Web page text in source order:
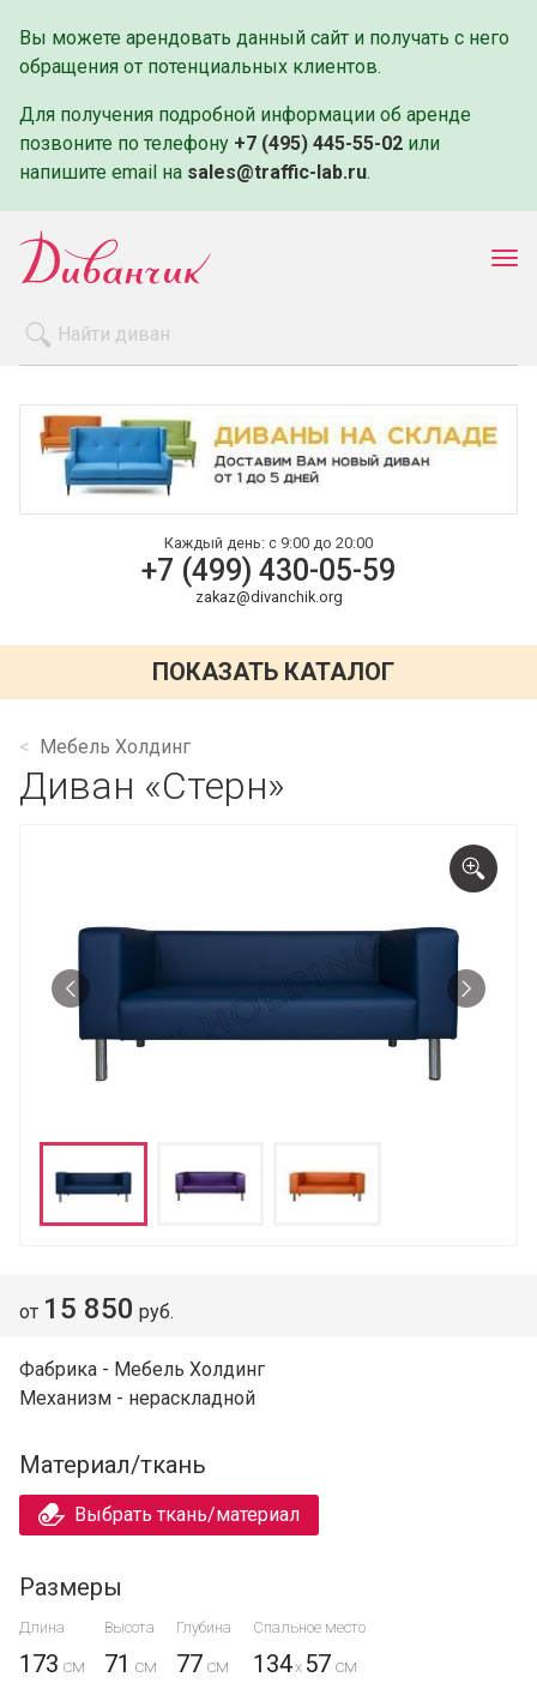
Вы можете арендовать данный сайт и получать с него
обращения от потенциальных клиентов.
Для получения подробной информации об аренде
позвоните по телефону +7 (495) 445-55-02 или
напишите email на sales@traffic-lab.ru.
Оплата и доставка
Контакты
Каждый день: с 9:00 до 20:00
+7 (499) 430-05-59
zakaz@divanchik.org
ПОКАЗАТЬ КАТАЛОГ
Мебель Холдинг
Диван «Стерн»
от 15 850 руб.
Фабрика - Мебель Холдинг
Механизм - нераскладной
Материал/ткань
Выбрать ткань/материал
Размеры
Длина Высота Глубина Спальное место
173 71 77 134x 57